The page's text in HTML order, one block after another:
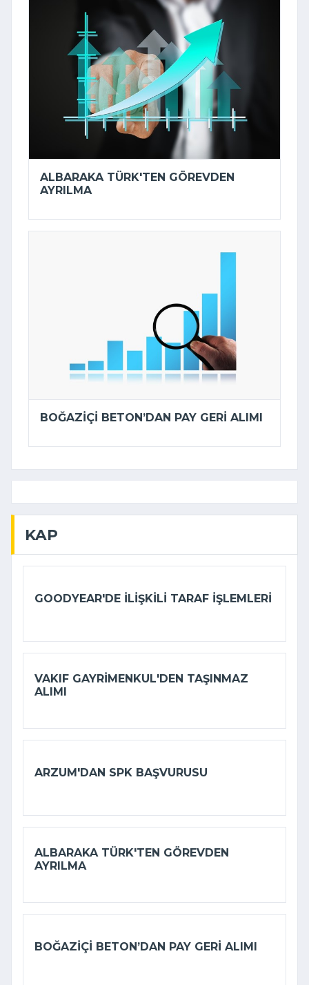
ALBARAKA TÜRK'TEN GÖREVDEN
AYRILMA
BOĞAZIÇI BETON’DAN PAY GERI ALIMI
KAP
GOODYEAR'DE ILIŞKILI TARAF IŞLEMLERI
VAKIF GAYRIMENKUL'DEN TAŞINMAZ
ALIMI
ARZUM'DAN SPK BAŞVURUSU
ALBARAKA TÜRK'TEN GÖREVDEN
AYRILMA
BOĞAZIÇI BETON’DAN PAY GERI ALIMI